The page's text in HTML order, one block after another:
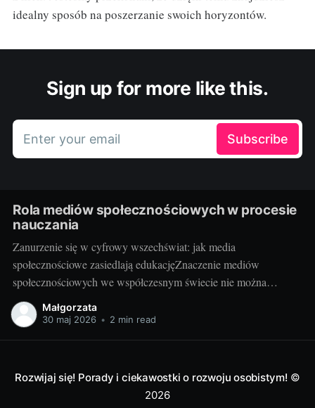
idealny sposób na poszerzanie swoich horyzontów.
Sign up for more like this.
Enter your email Subscribe
Rola mediów społecznościowych w procesie
nauczania
Zanurzenie się w cyfrowy wszechświat: jak media
społecznościowe zasiedlają edukacjęZnaczenie mediów
społecznościowych we współczesnym świecie nie można
przecenić. Facebook, Instagram, Twitter, YouTube, LinkedIn i
wiele innych platform stało się nieodłączną częścią codzienności
odgrywają też istotną rolę
Małgorzata
30 maj 2026 • 2 min read
Rozwijaj się! Porady i ciekawostki o rozwoju osobistym! ©
2026